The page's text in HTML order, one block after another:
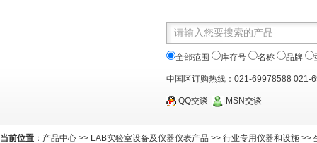
全部范围 库存号 名称 品牌
中国区订购热线：021-69978588 021-
QQ交谈 MSN交谈
当前位置 ： 产品中心 >> LAB实验室设备及仪器仪表产品 >> 行业专用仪器和设施 >>